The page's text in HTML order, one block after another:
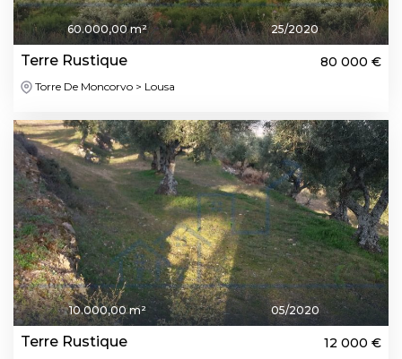
60.000,00 m² 25/2020
Terre Rustique 80 000 €
Torre De Moncorvo > Lousa
10.000,00 m² 05/2020
Terre Rustique 12 000 €